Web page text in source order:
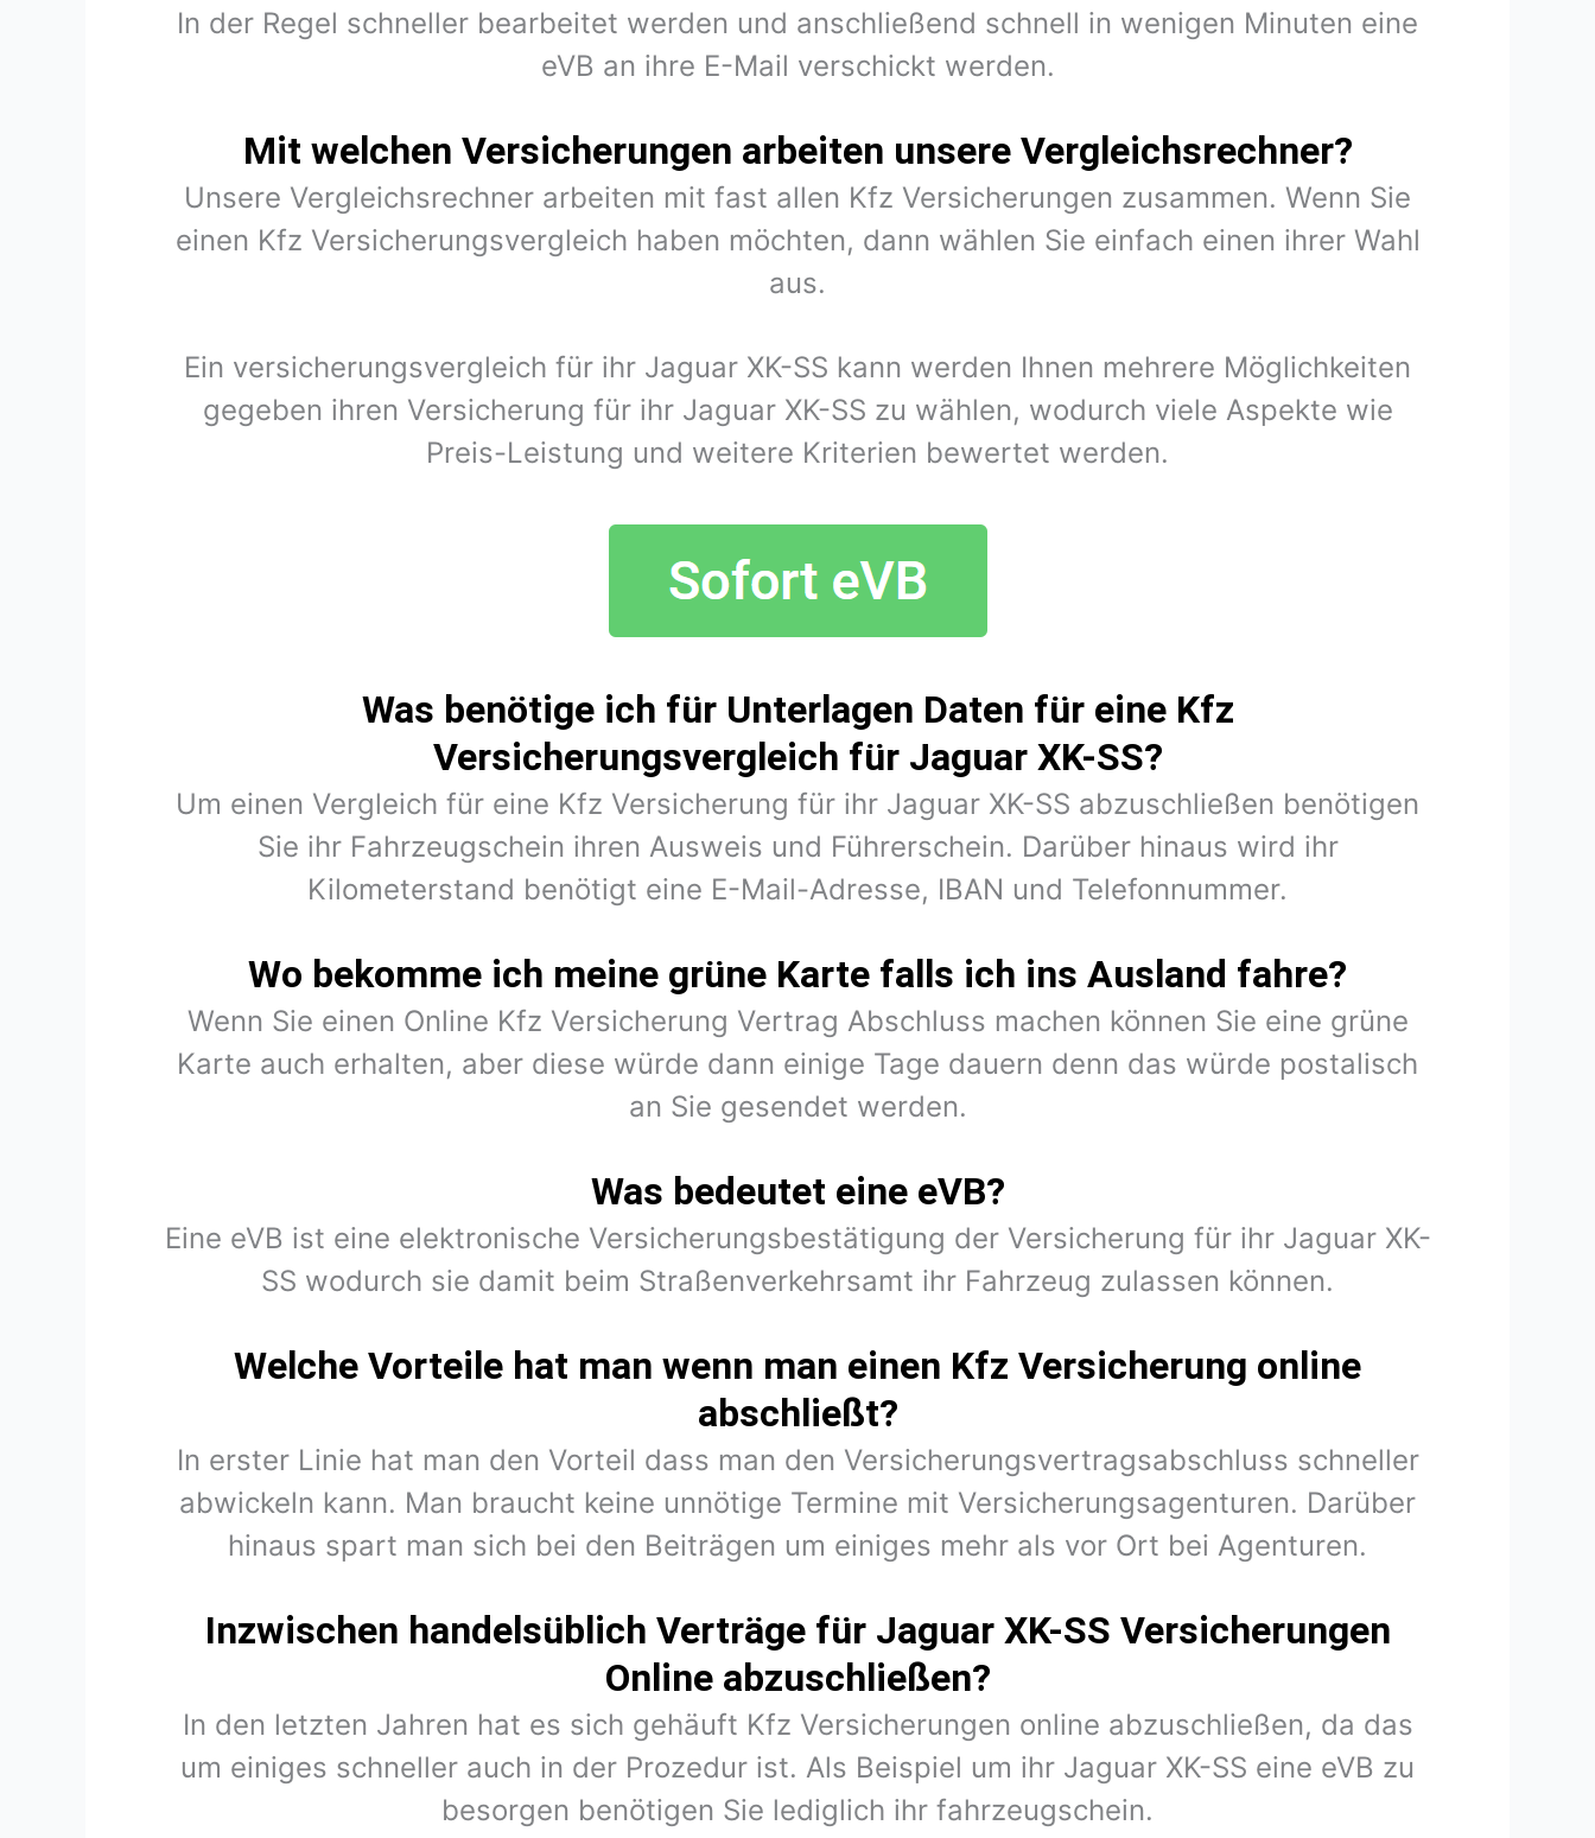
In der Regel schneller bearbeitet werden und anschließend schnell in wenigen Minuten eine
eVB an ihre E-Mail verschickt werden.
Mit welchen Versicherungen arbeiten unsere Vergleichsrechner?
Unsere Vergleichsrechner arbeiten mit fast allen Kfz Versicherungen zusammen. Wenn Sie
einen Kfz Versicherungsvergleich haben möchten, dann wählen Sie einfach einen ihrer Wahl
aus.
Ein versicherungsvergleich für ihr Jaguar XK-SS kann werden Ihnen mehrere Möglichkeiten
gegeben ihren Versicherung für ihr Jaguar XK-SS zu wählen, wodurch viele Aspekte wie
Preis-Leistung und weitere Kriterien bewertet werden.
Was benötige ich für Unterlagen Daten für eine Kfz
Versicherungsvergleich für Jaguar XK-SS?
Um einen Vergleich für eine Kfz Versicherung für ihr Jaguar XK-SS abzuschließen benötigen
Sie ihr Fahrzeugschein ihren Ausweis und Führerschein. Darüber hinaus wird ihr
Kilometerstand benötigt eine E-Mail-Adresse, IBAN und Telefonnummer.
Wo bekomme ich meine grüne Karte falls ich ins Ausland fahre?
Wenn Sie einen Online Kfz Versicherung Vertrag Abschluss machen können Sie eine grüne
Karte auch erhalten, aber diese würde dann einige Tage dauern denn das würde postalisch
an Sie gesendet werden.
Was bedeutet eine eVB?
Eine eVB ist eine elektronische Versicherungsbestätigung der Versicherung für ihr Jaguar XK-
SS wodurch sie damit beim Straßenverkehrsamt ihr Fahrzeug zulassen können.
Welche Vorteile hat man wenn man einen Kfz Versicherung online
abschließt?
In erster Linie hat man den Vorteil dass man den Versicherungsvertragsabschluss schneller
abwickeln kann. Man braucht keine unnötige Termine mit Versicherungsagenturen. Darüber
hinaus spart man sich bei den Beiträgen um einiges mehr als vor Ort bei Agenturen.
Inzwischen handelsüblich Verträge für Jaguar XK-SS Versicherungen
Online abzuschließen?
In den letzten Jahren hat es sich gehäuft Kfz Versicherungen online abzuschließen, da das
um einiges schneller auch in der Prozedur ist. Als Beispiel um ihr Jaguar XK-SS eine eVB zu
besorgen benötigen Sie lediglich ihr fahrzeugschein.